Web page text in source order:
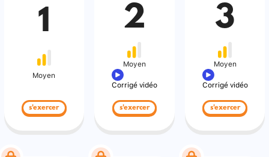
1
Moyen
s'exercer
2
Moyen
Corrigé vidéo
s'exercer
3
Moyen
Corrigé vidéo
s'exercer